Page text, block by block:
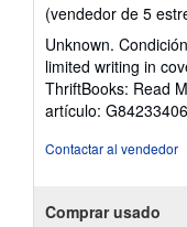
(vendedor de 5
Unknown.
limited writing in
ThriftBooks: Read
artículo:
Contactar al vendedor
Comprar usado